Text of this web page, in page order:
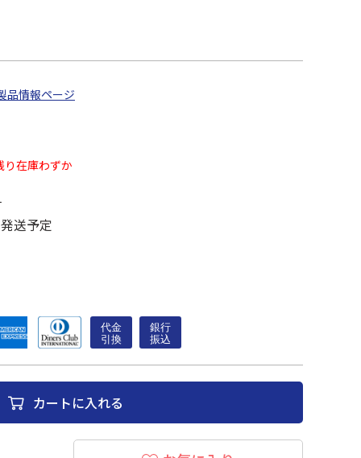
品情報ページ
り在庫わずか
送予定
カートに入れる